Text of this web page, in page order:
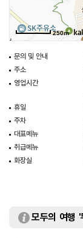
250m
문의 및 안내
주소
영업시간
휴일
주차
대표메뉴
취급메뉴
화장실
모두의 여행